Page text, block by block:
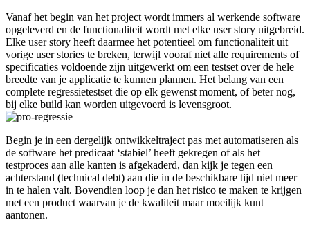
Vanaf het begin van het project wordt immers al werkende software
opgeleverd en de functionaliteit wordt met elke user story uitgebreid.
Elke user story heeft daarmee het potentieel om functionaliteit uit
vorige user stories te breken, terwijl vooraf niet alle requirements of
specificaties voldoende zijn uitgewerkt om een testset over de hele
breedte van je applicatie te kunnen plannen. Het belang van een
complete regressietestset die op elk gewenst moment, of beter nog,
bij elke build kan worden uitgevoerd is levensgroot.
Begin je in een dergelijk ontwikkeltraject pas met automatiseren als
de software het predicaat ‘stabiel’ heeft gekregen of als het
testproces aan alle kanten is afgekaderd, dan kijk je tegen een
achterstand (technical debt) aan die in de beschikbare tijd niet meer
in te halen valt. Bovendien loop je dan het risico te maken te krijgen
met een product waarvan je de kwaliteit maar moeilijk kunt
aantonen.